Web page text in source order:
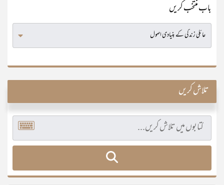
باب منتخب کریں
تلاش کریں